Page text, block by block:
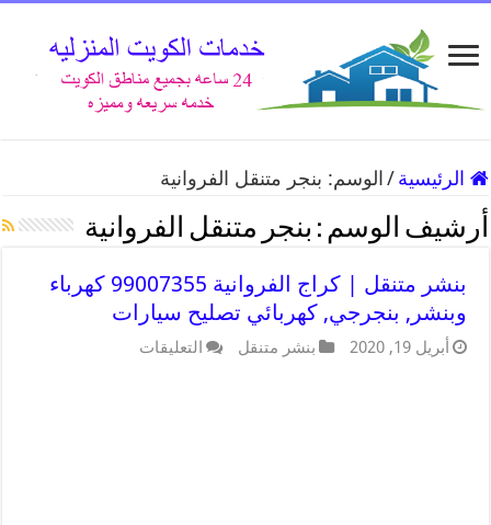
الرئيسية / الوسم: بنجر متنقل الفروانية
أرشيف الوسم : بنجر متنقل الفروانية
بنشر متنقل | كراج الفروانية 99007355 كهرباء
وبنشر, بنجرجي, كهربائي تصليح سيارات
أبريل 19, 2020 بنشر متنقل التعليقات